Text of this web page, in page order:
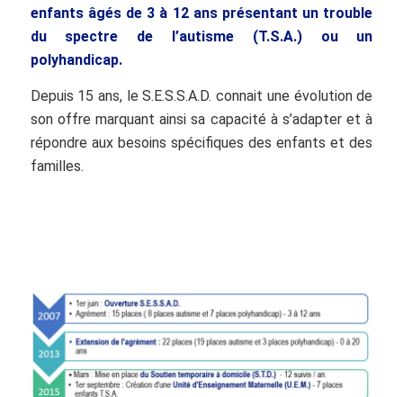
enfants âgés de 3 à 12 ans présentant un trouble
du spectre de l’autisme (T.S.A.) ou un
polyhandicap.
Depuis 15 ans, le S.E.S.S.A.D. connait une évolution de
son offre marquant ainsi sa capacité à s’adapter et à
répondre aux besoins spécifiques des enfants et des
familles.